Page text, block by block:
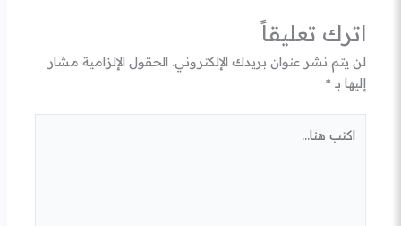
اترك تعليقاً
لن يتم نشر عنوان بريدك الإلكتروني. الحقول الإلزامية مشار
إليها بـ *
هنا...